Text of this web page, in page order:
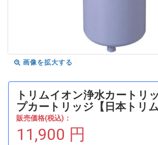
画像を拡大する
トリムイオン浄水カートリ
プカートリッジ【日本トリム
販売価格(税込)：
11,900 円